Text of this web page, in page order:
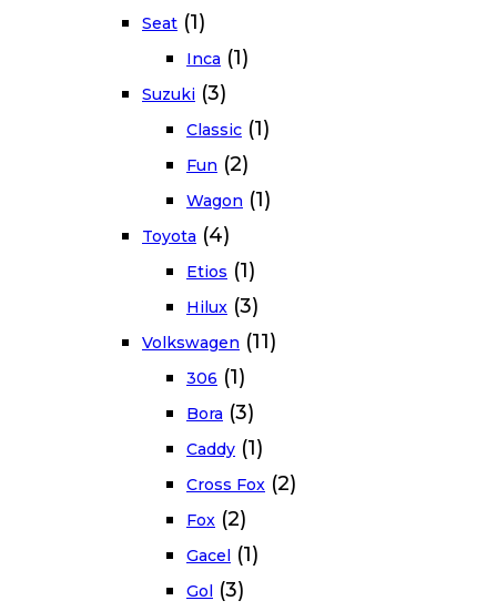
Seat (1)
Inca (1)
Suzuki (3)
Classic (1)
Fun (2)
Wagon (1)
Toyota (4)
Etios (1)
Hilux (3)
Volkswagen (11)
306 (1)
Bora (3)
Caddy (1)
Cross Fox (2)
Fox (2)
Gacel (1)
Gol (3)